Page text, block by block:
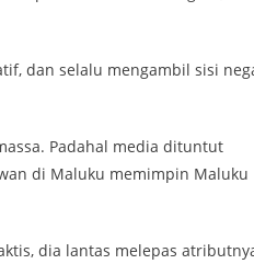
dan selalu mengambil sisi
Padahal media dituntut
di Maluku memimpin Maluku
dia lantas melepas